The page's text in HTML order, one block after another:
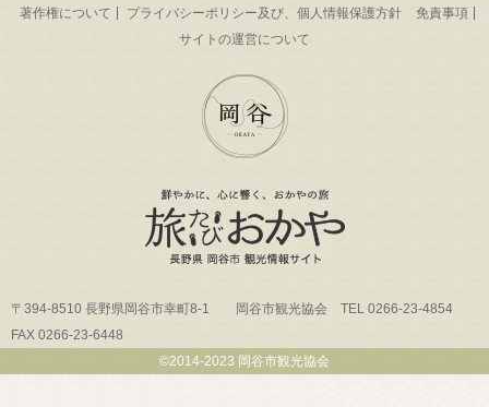
著作権について
プライバシーポリシー及び、個人情報保護方針
免責事項
サイトの運営について
〒394-8510 長野県岡谷市幸町8-1 岡谷市観光協会 TEL 0266-23-4854
FAX 0266-23-6448
©2014-2023 岡谷市観光協会